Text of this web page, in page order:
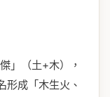
」（土+木），
形成「木生火、